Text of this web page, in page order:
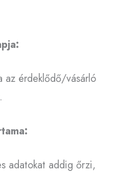
az érdeklődő/vásárló
adatokat addig őrzi,